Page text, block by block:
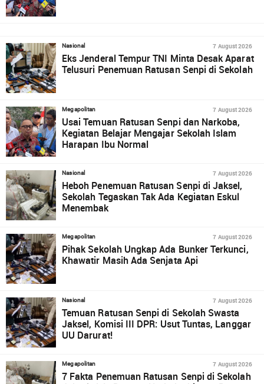
Nasional 7 August 2026
Eks Jenderal Tempur TNI Minta Desak Aparat
Telusuri Penemuan Ratusan Senpi di Sekolah
Megapolitan 7 August 2026
Usai Temuan Ratusan Senpi dan Narkoba,
Kegiatan Belajar Mengajar Sekolah Islam
Harapan Ibu Normal
Nasional 7 August 2026
Heboh Penemuan Ratusan Senpi di Jaksel,
Sekolah Tegaskan Tak Ada Kegiatan Eskul
Menembak
Megapolitan 7 August 2026
Pihak Sekolah Ungkap Ada Bunker Terkunci,
Khawatir Masih Ada Senjata Api
Nasional 7 August 2026
Temuan Ratusan Senpi di Sekolah Swasta
Jaksel, Komisi III DPR: Usut Tuntas, Langgar
UU Darurat!
Megapolitan 7 August 2026
7 Fakta Penemuan Ratusan Senpi di Sekolah